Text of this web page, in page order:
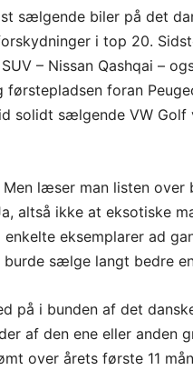
sælgende biler på det
i top 20.
– Nissan Qashqai –
førstepladsen foran
solidt sælgende VW
Men læser man listen
altså ikke at eksotiske
eksemplarer ad
burde sælge langt bedre
på i bunden af det
der af den ene eller
over årets første 11